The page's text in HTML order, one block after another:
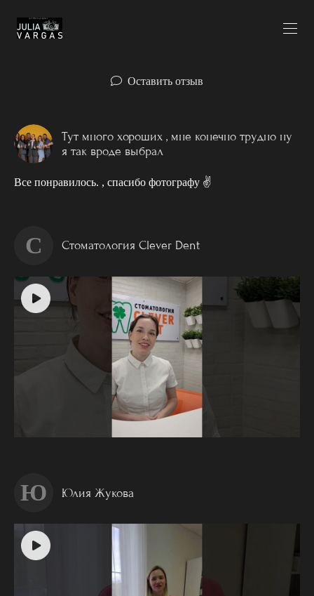
Оставить отзыв
Тут много хороших , мне конечно трудно ну
я так вроде выбрал
Все понравилось. , спасибо фотографу ✌️
С Стоматология Сlever Dent
Ю Юлия Жукова